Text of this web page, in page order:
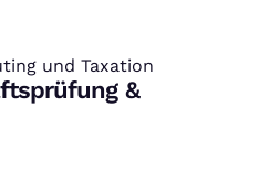
und Taxation
&